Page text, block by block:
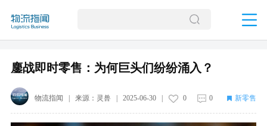
鏖战即时零售：为何巨头们纷纷涌入？
物流指闻 | 来源： 灵兽| 2025-06-30| 0 0 新零售